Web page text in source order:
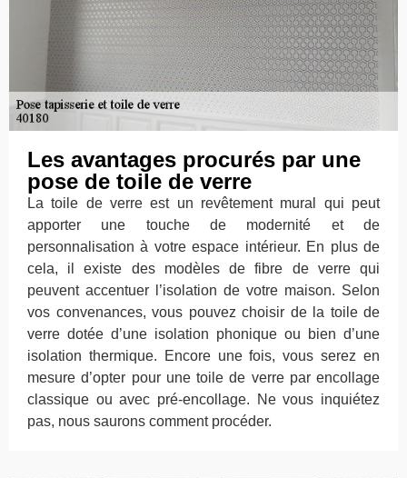
Les avantages procurés par une
pose de toile de verre
La toile de verre est un revêtement mural qui peut
apporter une touche de modernité et de
personnalisation à votre espace intérieur. En plus de
cela, il existe des modèles de fibre de verre qui
peuvent accentuer l’isolation de votre maison. Selon
vos convenances, vous pouvez choisir de la toile de
verre dotée d’une isolation phonique ou bien d’une
isolation thermique. Encore une fois, vous serez en
mesure d’opter pour une toile de verre par encollage
classique ou avec pré-encollage. Ne vous inquiétez
pas, nous saurons comment procéder.